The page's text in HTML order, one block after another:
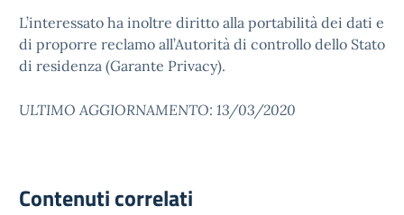
L’interessato ha inoltre diritto alla portabilità dei dati e
di proporre reclamo all’Autorità di controllo dello Stato
di residenza (Garante Privacy).
ULTIMO AGGIORNAMENTO: 13/03/2020
Contenuti correlati